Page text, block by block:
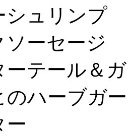
シュリンプ
ソーセージ
ーテール＆
のハーブガ
ー